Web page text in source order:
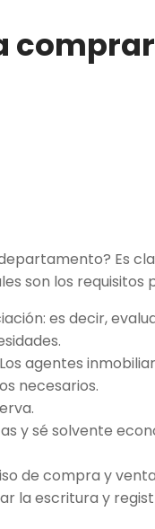
Es
son los
es decir,
agentes
necesarios.
y sé solvente
de compra y
la escritura y